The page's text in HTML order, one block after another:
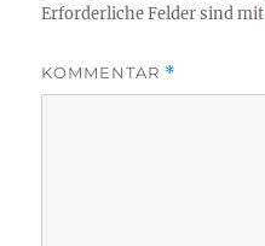
Erforderliche Felder sind mit
KOMMENTAR *